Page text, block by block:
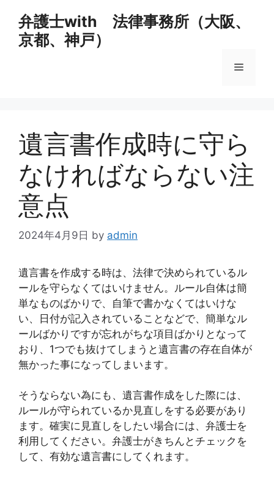
弁護士with 法律事務所（大阪、
京都、神戸）
メ
ー
遺言書作成時に守ら
なければならない注
意点
2024年4月9日 by admin
遺言書を作成する時は、法律で決められているル
ールを守らなくてはいけません。ルール自体は簡
単なものばかりで、自筆で書かなくてはいけな
い、日付が記入されていることなどで、簡単なル
ールばかりですが忘れがちな項目ばかりとなって
おり、1つでも抜けてしまうと遺言書の存在自体が
無かった事になってしまいます。
そうならない為にも、遺言書作成をした際には、
ルールが守られているか見直しをする必要があり
ます。確実に見直しをしたい場合には、弁護士を
利用してください。弁護士がきちんとチェックを
して、有効な遺言書にしてくれます。